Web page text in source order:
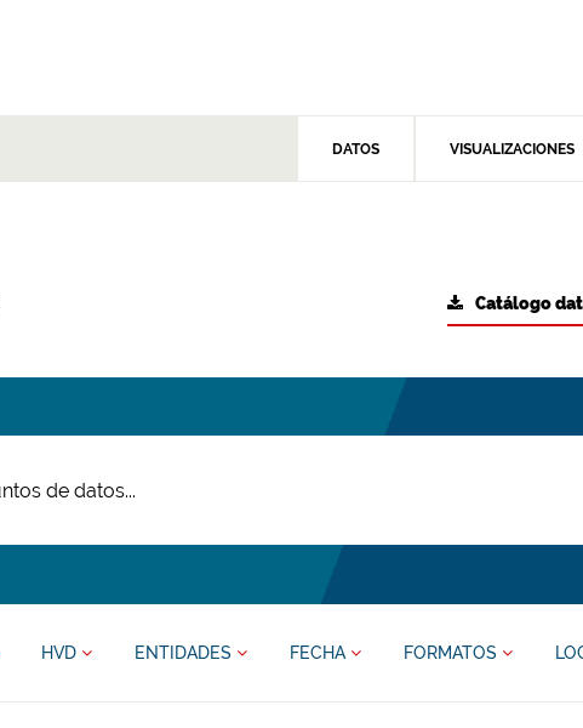
DATOS VISUALIZACIONES
Catálogo
HVD ENTIDADES FECHA FORMATOS